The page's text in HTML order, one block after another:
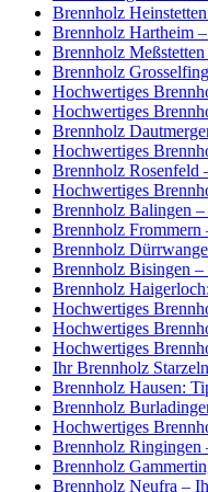
Brennholz
Brennholz Hartheim
Brennholz
Brennholz
Hochwertiges
Hochwertiges
Brennholz
Hochwertiges
Brennholz Rosenfeld
Hochwertiges
Brennholz Balingen
Brennholz Frommern
Brennholz
Brennholz Bisingen
Brennholz
Hochwertiges
Hochwertiges
Hochwertiges
Ihr Brennholz
Brennholz Hausen:
Brennholz
Hochwertiges
Brennholz Ringingen
Brennholz
Brennholz Neufra –